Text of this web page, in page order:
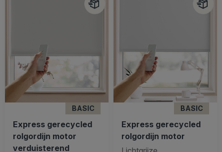
BASIC
Express gerecycled
rolgordijn motor
verduisterend
BASIC
Express gerecycled
rolgordijn motor